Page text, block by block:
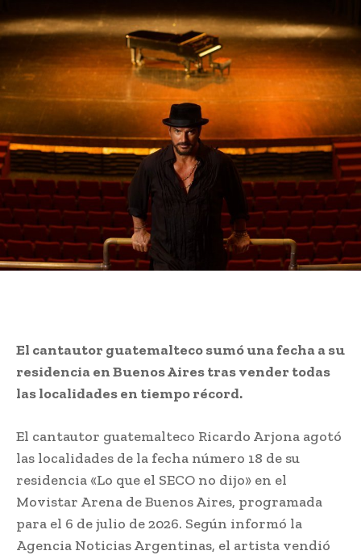
El cantautor guatemalteco sumó una fecha a su
residencia en Buenos Aires tras vender todas
las localidades en tiempo récord.
El cantautor guatemalteco Ricardo Arjona agotó
las localidades de la fecha número 18 de su
residencia «Lo que el SECO no dijo» en el
Movistar Arena de Buenos Aires, programada
para el 6 de julio de 2026. Según informó la
Agencia Noticias Argentinas, el artista vendió